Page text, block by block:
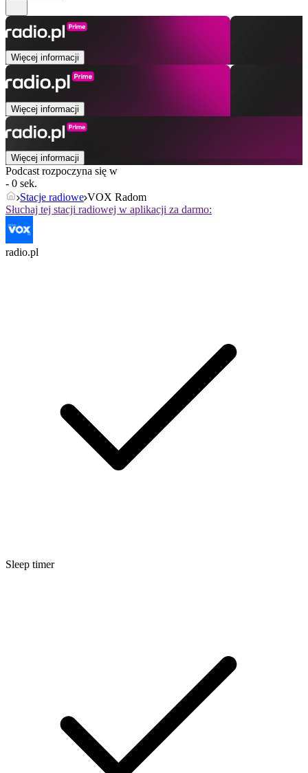
Więcej informacji
Więcej informacji
Więcej informacji
Podcast rozpoczyna się w
- 0 sek.
Stacje radiowe VOX Radom
Słuchaj tej stacji radiowej w aplikacji za darmo:
radio.pl
Sleep timer